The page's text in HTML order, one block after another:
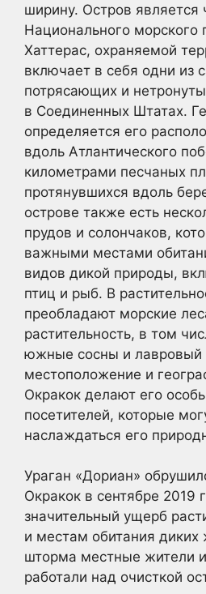
ширину. Остров является
Национального морского
Хаттерас, охраняемой
включает в себя одни из
потрясающих и
в Соединенных Штатах.
определяется его
вдоль Атлантического
километрами песчаных
протянувшихся вдоль
острове также есть
прудов и солончаков,
важными местами
видов дикой природы,
птиц и рыб. В
преобладают морские
растительность, в том
южные сосны и лавровый
местоположение и
Окракок делают его
посетителей, которые
наслаждаться его
Ураган «Дориан»
Окракок в сентябре 2019
значительный ущерб
и местам обитания
шторма местные жители
работали над очисткой